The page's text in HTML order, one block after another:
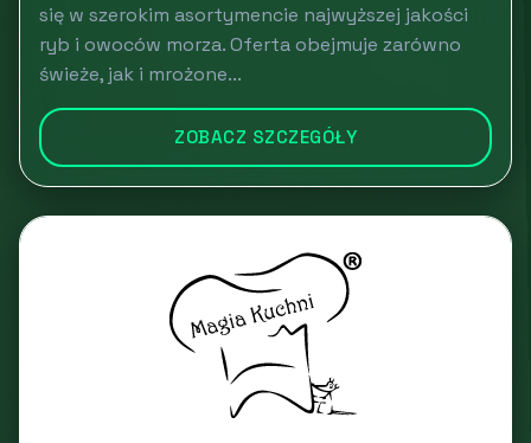
się w szerokim asortymencie najwyższej jakości
ryb i owoców morza. Oferta obejmuje zarówno
świeże, jak i mrożone...
ZOBACZ SZCZEGÓŁY